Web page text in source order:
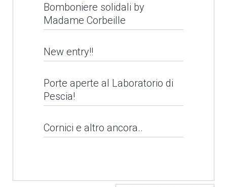
Bomboniere solidali by
Madame Corbeille
New entry!!
Porte aperte al Laboratorio di
Pescia!
Cornici e altro ancora..